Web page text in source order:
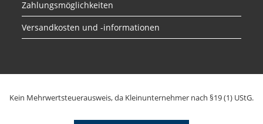
Zahlungsmöglichkeiten
Versandkosten und -informationen
Kein Mehrwertsteuerausweis, da Kleinunternehmer nach §19 (1) UStG.